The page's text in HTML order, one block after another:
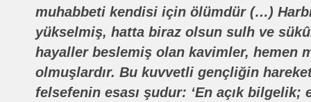
muhabbeti kendisi için ölümdür (…)
yükselmiş, hatta biraz olsun sulh ve
hayaller beslemiş olan kavimler, hemen
olmuşlardır. Bu kuvvetli gençliğin
felsefenin esası şudur: ‘En açık bilgelik;